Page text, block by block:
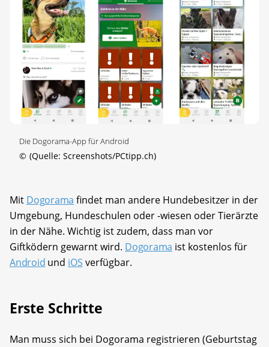
Die Dogorama-App für Android
© (Quelle: Screenshots/PCtipp.ch)
Mit Dogorama findet man andere Hundebesitzer in der
Umgebung, Hundeschulen oder -wiesen oder Tierärzte
in der Nähe. Wichtig ist zudem, dass man vor
Giftködern gewarnt wird. Dogorama ist kostenlos für
Android und iOS verfügbar.
Erste Schritte
Man muss sich bei Dogorama registrieren (Geburtstag